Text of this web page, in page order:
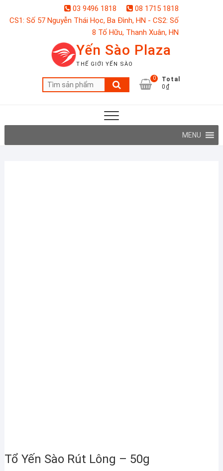
03 9496 1818
08 1715 1818
CS1: Số 57 Nguyễn Thái Học, Ba Đình, HN - CS2: Số
8 Tố Hữu, Thanh Xuân, HN
Yến Sào Plaza
THẾ GIỚI YẾN SÀO
Tìm
kiếm:
0
Total
0₫
MENU
Tổ Yến Sào Rút Lông – 50g